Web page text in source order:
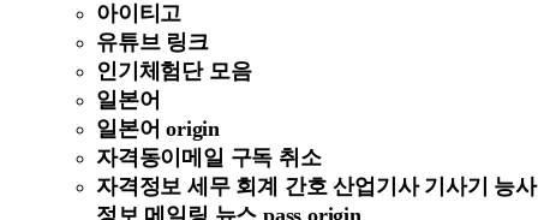
아이티고
유튜브 링크
인기체험단 모음
일본어
일본어 origin
자격동이메일 구독 취소
자격정보 세무 회계 간호 산업기사 기사기 능사
정보 메일링 뉴스 pass origin